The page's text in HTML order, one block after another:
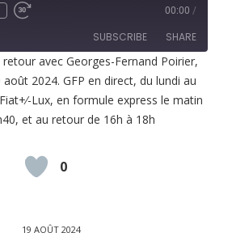
00:00 /
SUBSCRIBE SHARE
avec Georges-Fernand Poirier,
2024. GFP en direct, du lundi au
Lux, en formule express le matin
et au retour de 16h à 18h
0
19 AOÛT 2024